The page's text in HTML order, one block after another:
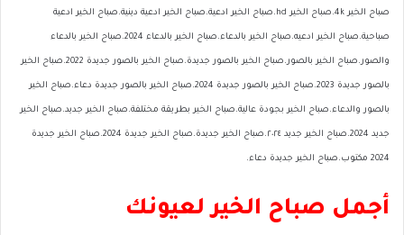
صباح الخير 4k.صباح الخير hd.صباح الخير ادعية.صباح الخير ادعية دينية.صباح الخير ادعية
صباحية.صباح الخير ادعيه.صباح الخير بالدعاء.صباح الخير بالدعاء 2024.صباح الخير بالدعاء
والصور.صباح الخير بالصور.صباح الخير بالصور جديدة.صباح الخير بالصور جديدة 2022.صباح الخير
بالصور جديدة 2023.صباح الخير بالصور جديدة 2024.صباح الخير بالصور جديدة دعاء.صباح الخير
بالصور والدعاء.صباح الخير بجودة عالية.صباح الخير بطريقة مختلفة.صباح الخير جديد.صباح الخير
جديد 2024.صباح الخير جديد ٢٠٢٤.صباح الخير جديدة.صباح الخير جديدة 2024.صباح الخير جديدة
2024 مكتوب.صباح الخير جديدة دعاء.
أجمل صباح الخير لعيونك